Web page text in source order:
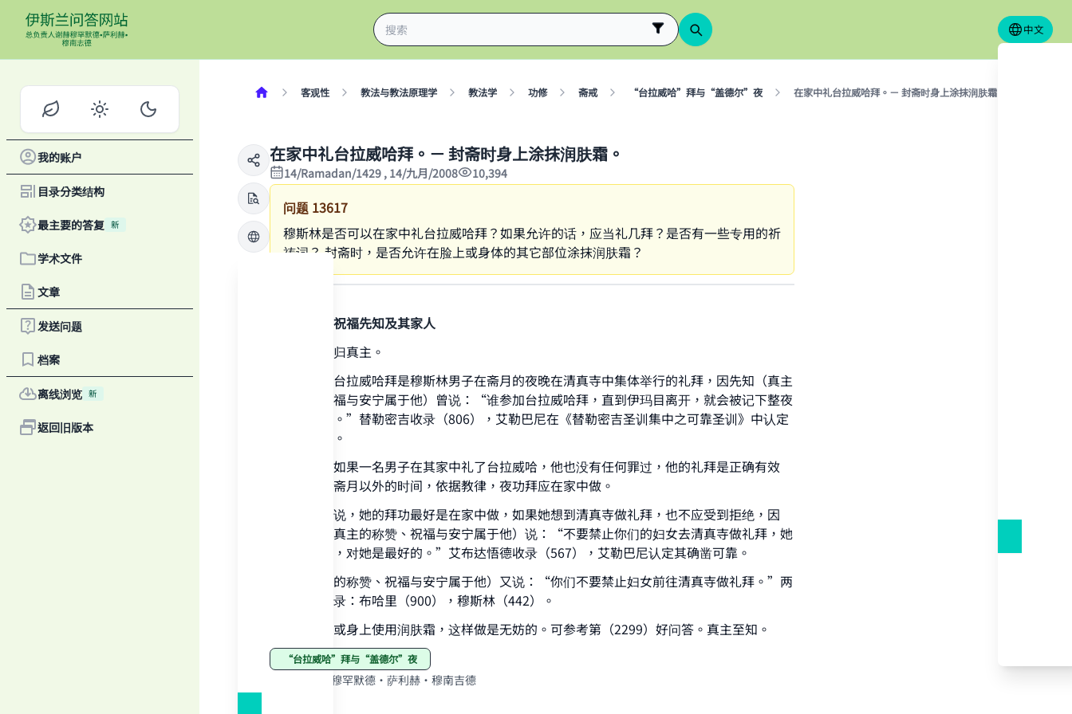
中文
我的账户
目录分类结构
最主要的答复 新
学术文件
文章
发送问题
档案
离线浏览 新
返回旧版本
客观性 教法与教法原理学 教法学 功修 斋戒 “台拉威哈”拜与“盖德尔”夜 在家中礼台拉威哈拜。－ 封斋时身上涂抹润肤霜。
在家中礼台拉威哈拜。－ 封斋时身上涂抹润肤霜。
14/Ramadan/1429 , 14/九月/2008 10,394
问题 13617
穆斯林是否可以在家中礼台拉威哈拜？如果允许的话，应当礼几拜？是否有一些专用的祈
祷词？ 封斋时，是否允许在脸上或身体的其它部位涂抹润肤霜？
感谢真主，祝福先知及其家人
一切赞颂全归真主。
教法规定，台拉威哈拜是穆斯林男子在斋月的夜晚在清真寺中集体举行的礼拜，因先知（真主
的称赞、祝福与安宁属于他）曾说：“谁参加台拉威哈拜，直到伊玛目离开，就会被记下整夜
礼拜的回赐。”替勒密吉收录（806），艾勒巴尼在《替勒密吉圣训集中之可靠圣训》中认定
其确凿可靠。
与此同时，如果一名男子在其家中礼了台拉威哈，他也没有任何罪过，他的礼拜是正确有效
的，至于在斋月以外的时间，依据教律，夜功拜应在家中做。
对于妇女来说，她的拜功最好是在家中做，如果她想到清真寺做礼拜，也不应受到拒绝，因
为，先知（真主的称赞、祝福与安宁属于他）说：“不要禁止你们的妇女去清真寺做礼拜，她
在家中礼拜，对她是最好的。”艾布达悟德收录（567），艾勒巴尼认定其确凿可靠。
先知（真主的称赞、祝福与安宁属于他）又说：“你们不要禁止妇女前往清真寺做礼拜。”两
圣训真集收录：布哈里（900），穆斯林（442）。
至于在脸上或身上使用润肤霜，这样做是无妨的。可参考第（2299）好问答。真主至知。
“台拉威哈”拜与“盖德尔”夜
谢赫·穆罕默德·萨利赫·穆南吉德
Make an impact on millions of lives with your
contribution today
Your support is crucial for our mission.
"A person who leads others to doing what is good will earn the
same reward as those who do it."
(MUSLIM, 1893)
Support IslamQA